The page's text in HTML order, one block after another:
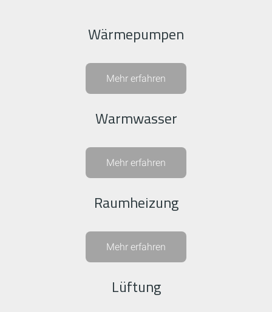
Wärmepumpen
Mehr erfahren
Warmwasser
Mehr erfahren
Raumheizung
Mehr erfahren
Lüftung